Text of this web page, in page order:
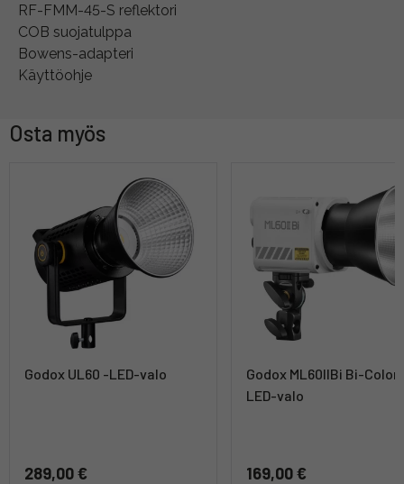
RF-FMM-45-S reflektori
COB suojatulppa
Bowens-adapteri
Käyttöohje
Osta myös
Godox UL60 -LED-valo
289,00 €
Godox ML60IIBi Bi-Color
LED-valo
169,00 €